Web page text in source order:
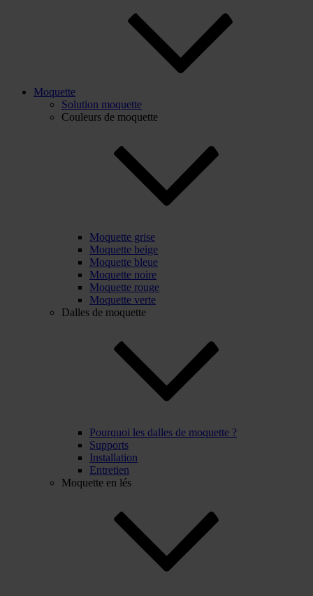
Moquette
Solution moquette
Couleurs de moquette
Moquette grise
Moquette beige
Moquette bleue
Moquette noire
Moquette rouge
Moquette verte
Dalles de moquette
Pourquoi les dalles de moquette ?
Supports
Installation
Entretien
Moquette en lés